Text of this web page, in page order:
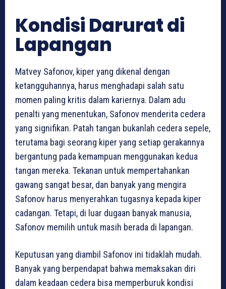
Kondisi Darurat di
Lapangan
Matvey Safonov, kiper yang dikenal dengan
ketangguhannya, harus menghadapi salah satu
momen paling kritis dalam kariernya. Dalam adu
penalti yang menentukan, Safonov menderita cedera
yang signifikan. Patah tangan bukanlah cedera sepele,
terutama bagi seorang kiper yang setiap gerakannya
bergantung pada kemampuan menggunakan kedua
tangan mereka. Tekanan untuk mempertahankan
gawang sangat besar, dan banyak yang mengira
Safonov harus menyerahkan tugasnya kepada kiper
cadangan. Tetapi, di luar dugaan banyak manusia,
Safonov memilih untuk masih berada di lapangan.
Keputusan yang diambil Safonov ini tidaklah mudah.
Banyak yang berpendapat bahwa memaksakan diri
dalam keadaan cedera bisa memperburuk kondisi